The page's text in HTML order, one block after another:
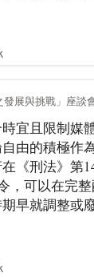
展與挑戰」座談
宜且限制媒
由的積極作
《刑法》第
，可以在完
早就調整或